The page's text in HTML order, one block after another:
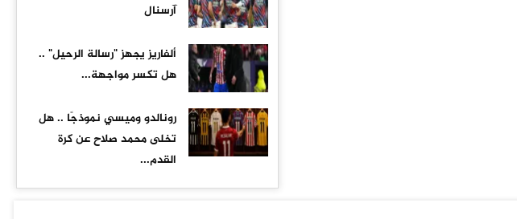
آرسنال
ألفاريز يجهز "رسالة الرحيل" ..
هل تكسر مواجهة...
رونالدو وميسي نموذجًا .. هل
تخلى محمد صلاح عن كرة
القدم...